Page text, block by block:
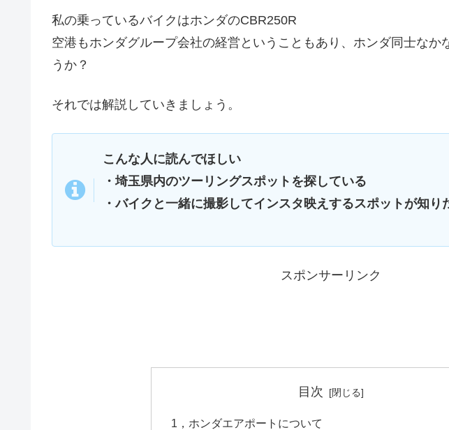
私の乗っているバイクはホンダのCBR250R
空港もホンダグループ会社の経営ということもあり、ホンダ同士なか
うか？
それでは解説していきましょう。
こんな人に読んでほしい
・埼玉県内のツーリングスポットを探している
・バイクと一緒に撮影してインスタ映えするスポットが知り
スポンサーリンク
目次
1，ホンダエアポートについて